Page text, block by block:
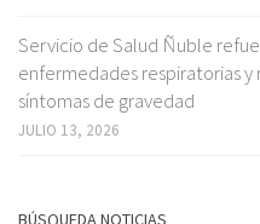
Servicio de Salud Ñuble
enfermedades respiratorias
síntomas de gravedad
JULIO 13, 2026
BÚSQUEDA NOTICIAS